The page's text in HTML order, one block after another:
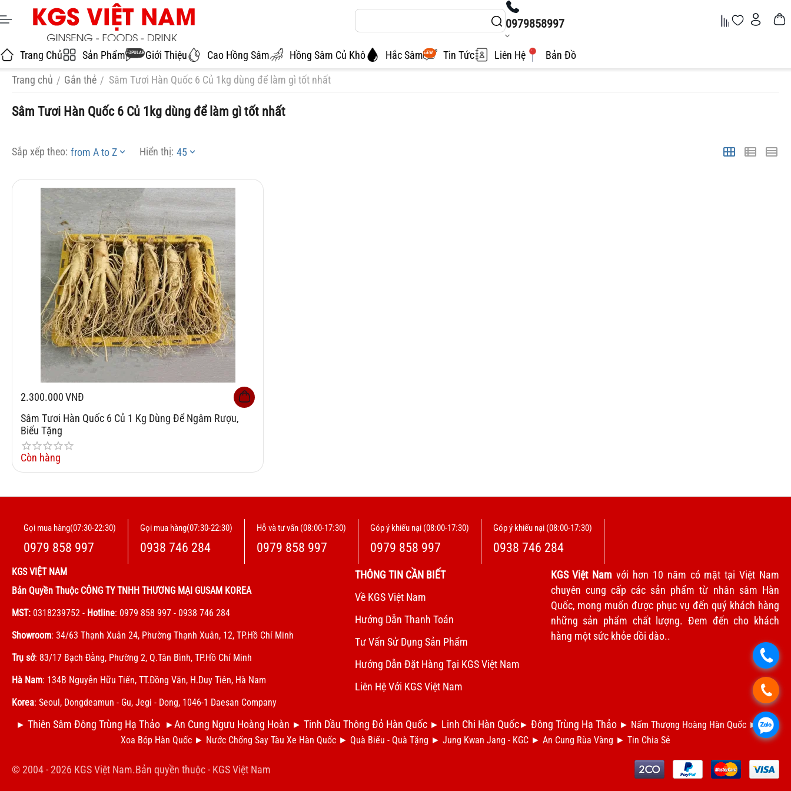
0979858997
Trang Chủ Sản Phẩm POPULAR Giới Thiệu Cao Hồng Sâm Hồng Sâm Củ Khô Hắc Sâm NEW Tin Tức Liên Hệ Bản Đồ
Trang chủ / Gắn thẻ / Sâm Tươi Hàn Quốc 6 Củ 1kg dùng để làm gì tốt nhất
Sâm Tươi Hàn Quốc 6 Củ 1kg dùng để làm gì tốt nhất
Sắp xếp theo: from A to Z Hiển thị: 45
2.300.000VNĐ
Sâm Tươi Hàn Quốc 6 Củ 1 Kg Dùng Để Ngâm Rượu,
Biếu Tặng
Còn hàng
Gọi mua hàng(07:30-22:30)
0979 858 997
Gọi mua hàng(07:30-22:30)
0938 746 284
Hỗ và tư vấn (08:00-17:30)
0979 858 997
Góp ý khiếu nại (08:00-17:30)
0979 858 997
Góp ý khiếu nại (08:00-17:30)
0938 746 284
KGS VIỆT NAM
Bản Quyền Thuộc CÔNG TY TNHH THƯƠNG MẠI GUSAM KOREA
MST: 0318239752 - Hotline: 0979 858 997 - 0938 746 284
Showroom: 34/63 Thạnh Xuân 24, Phường Thạnh Xuân, 12, TP.Hồ Chí Minh
Trụ sở: 83/17 Bạch Đằng, Phường 2, Q.Tân Bình, TP.Hồ Chí Minh
Hà Nam: 134B Nguyễn Hữu Tiến, TT.Đồng Văn, H.Duy Tiên, Hà Nam
Korea: Seoul, Dongdeamun - Gu, Jegi - Dong, 1046-1 Daesan Company
THÔNG TIN CẦN BIẾT
Về KGS Việt Nam
Hướng Dẫn Thanh Toán
Tư Vấn Sử Dụng Sản Phẩm
Hướng Dẫn Đặt Hàng Tại KGS Việt Nam
Liên Hệ Với KGS Việt Nam
KGS Việt Nam với hơn 10 năm có mặt tại Việt Nam
chuyên cung cấp các sản phẩm từ nhân sâm Hàn
Quốc, mong muốn được phục vụ đến quý khách hàng
những sản phẩm chất lượng. Đem đến cho khách
hàng một sức khỏe dồi dào..
.
.
.
► Thiên Sâm Đông Trùng Hạ Thảo ►An Cung Ngưu Hoàng Hoàn ► Tinh Dầu Thông Đỏ Hàn Quốc ► Linh Chi Hàn Quốc► Đông Trùng Hạ Thảo ► Nấm Thượng Hoàng Hàn Quốc ►Dầu
Xoa Bóp Hàn Quốc ► Nước Chống Say Tàu Xe Hàn Quốc ► Quà Biếu - Quà Tặng ► Jung Kwan Jang - KGC ► An Cung Rùa Vàng ► Tin Chia Sẻ
© 2004 - 2026 KGS Việt Nam.Bản quyền thuộc - KGS Việt Nam